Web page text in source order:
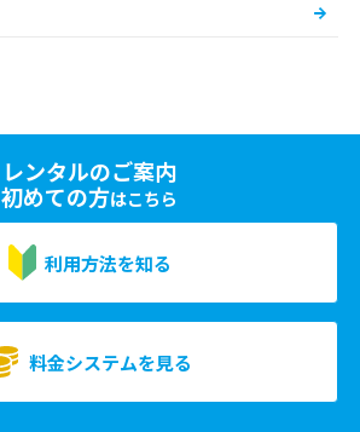
レンタルのご案内
初めての方はこちら
利用方法を知る
料金システムを見る